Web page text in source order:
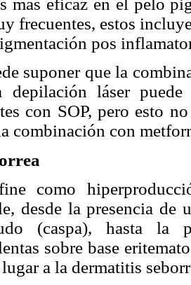
más eficaz en el pelo
frecuentes, estos
pos
suponer que la
depilación láser
con SOP, pero esto
combinación con
como
desde la presencia
(caspa), hasta la
sobre base
a la dermatitis